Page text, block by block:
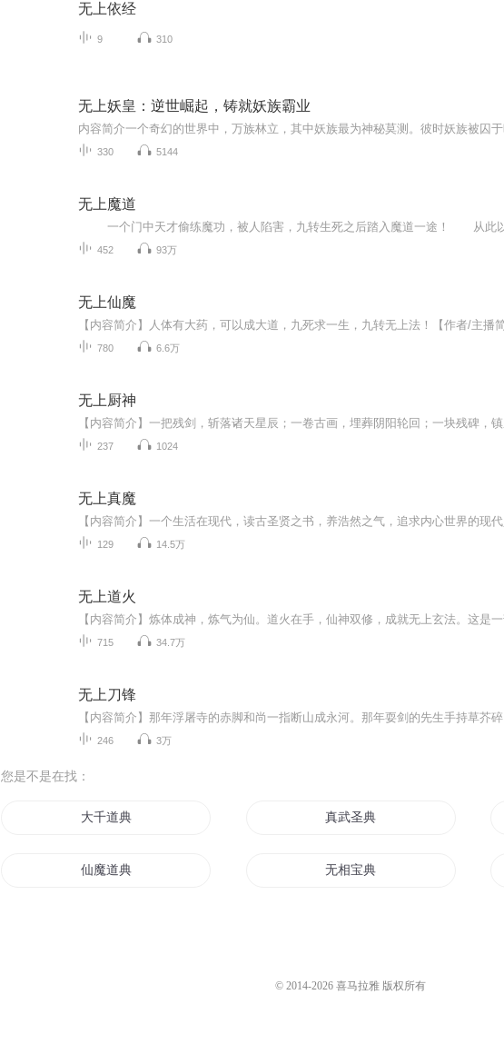
无上依经
9 310
无上妖皇：逆世崛起，铸就妖族霸业
330 5144
无上魔道
452 93万
无上仙魔
780 6.6万
无上厨神
237 1024
无上真魔
129 14.5万
无上道火
715 34.7万
无上刀锋
246 3万
您是不是在找：
大千道典 真武圣典
仙魔道典 无相宝典
© 2014-2026 喜马拉雅 版权所有